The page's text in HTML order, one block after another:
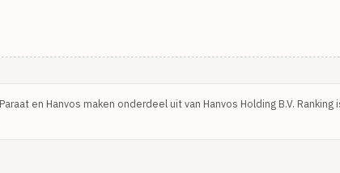
en Hanvos maken onderdeel uit van Hanvos Holding B.V.